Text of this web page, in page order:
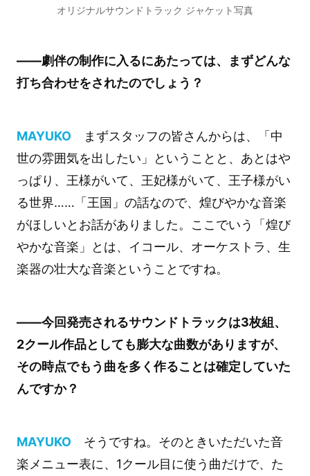
オリジナルサウンドトラック ジャケット写真
――劇伴の制作に入るにあたっては、まずどんな
打ち合わせをされたのでしょう？
MAYUKO まずスタッフの皆さんからは、「中
世の雰囲気を出したい」ということと、あとはや
っぱり、王様がいて、王妃様がいて、王子様がい
る世界……「王国」の話なので、煌びやかな音楽
がほしいとお話がありました。ここでいう「煌び
やかな音楽」とは、イコール、オーケストラ、生
楽器の壮大な音楽ということですね。
――今回発売されるサウンドトラックは3枚組、
2クール作品としても膨大な曲数がありますが、
その時点でもう曲を多く作ることは確定していた
んですか？
MAYUKO そうですね。そのときいただいた音
楽メニュー表に、1クール目に使う曲だけで、た